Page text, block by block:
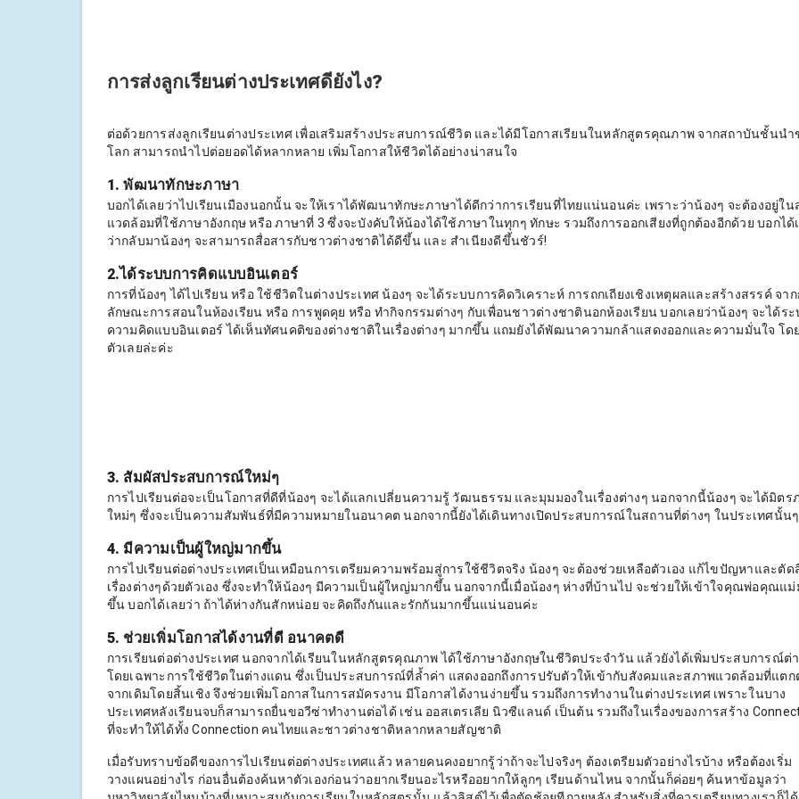
การส่งลูกเรียนต่างประเทศดียังไง?
ต่อด้วยการส่งลูกเรียนต่างประเทศ เพื่อเสริมสร้างประสบการณ์ชีวิต และได้มีโอกาสเรียนในหลักสูตรคุณภาพ จากสถาบันชั้นนำ
โลก สามารถนำไปต่อยอดได้หลากหลาย เพิ่มโอกาสให้ชีวิตได้อย่างน่าสนใจ
1. พัฒนาทักษะภาษา
บอกได้เลยว่าไปเรียนเมืองนอกนั้น จะให้เราได้พัฒนาทักษะภาษาได้ดีกว่าการเรียนที่ไทยแน่นอนค่ะ เพราะว่าน้องๆ จะต้องอยู่ใ
แวดล้อมที่ใช้ภาษาอังกฤษ หรือ ภาษาที่ 3 ซึ่งจะบังคับให้น้องได้ใช้ภาษาในทุกๆ ทักษะ รวมถึงการออกเสียงที่ถูกต้องอีกด้วย บอกได้
ว่ากลับมาน้องๆ จะสามารถสื่อสารกับชาวต่างชาติได้ดีขึ้น และ สำเนียงดีขึ้นชัวร์!
2.ได้ระบบการคิดแบบอินเตอร์
การที่น้องๆ ได้ไปเรียน หรือ ใช้ชีวิตในต่างประเทศ น้องๆ จะได้ระบบการคิดวิเคราะห์ การถกเถียงเชิงเหตุผลและสร้างสรรค์ จาก
ลักษณะการสอนในห้องเรียน หรือ การพูดคุย หรือ ทำกิจกรรมต่างๆ กับเพื่อนชาวต่างชาตินอกห้องเรียน บอกเลยว่าน้องๆ จะได้ระ
ความคิดแบบอินเตอร์ ได้เห็นทัศนคติของต่างชาติในเรื่องต่างๆ มากขึ้น แถมยังได้พัฒนาความกล้าแสดงออกและความมั่นใจ โด
ตัวเลยล่ะค่ะ
3. สัมผัสประสบการณ์ใหม่ๆ
การไปเรียนต่อจะเป็นโอกาสที่ดีที่น้องๆ จะได้แลกเปลี่ยนความรู้ วัฒนธรรม และมุมมองในเรื่องต่างๆ นอกจากนี้น้องๆ จะได้มิตร
ใหม่ๆ ซึ่งจะเป็นความสัมพันธ์ที่มีความหมายในอนาคต นอกจากนี้ยังได้เดินทางเปิดประสบการณ์ในสถานที่ต่างๆ ในประเทศนั้นๆ
4. มีความเป็นผู้ใหญ่มากขึ้น
การไปเรียนต่อต่างประเทศเป็นเหมือนการเตรียมความพร้อมสู่การใช้ชีวิตจริง ​น้องๆ จะต้องช่วยเหลือตัวเอง แก้ไขปัญหาและตัด
เรื่องต่างๆด้วยตัวเอง ซึ่งจะทำให้น้องๆ มีความเป็นผู้ใหญ่มากขึ้น นอกจากนี้เมื่อน้องๆ ห่างที่บ้านไป จะช่วยให้เข้าใจคุณพ่อคุณแม่
ขึ้น บอกได้เลยว่า ถ้าได้ห่างกันสักหน่อย จะคิดถึงกันและรักกันมากขึ้นแน่นอนค่ะ
5. ช่วยเพิ่มโอกาสได้งานที่ดี อนาคตดี
การเรียนต่อต่างประเทศ นอกจากได้เรียนในหลักสูตรคุณภาพ ได้ใช้ภาษาอังกฤษในชีวิตประจำวัน แล้วยังได้เพิ่มประสบการณ์ต่
โดยเฉพาะการใช้ชีวิตในต่างแดน ซึ่งเป็นประสบการณ์ที่ล้ำค่า แสดงออกถึงการปรับตัวให้เข้ากับสังคมและสภาพแวดล้อมที่แตก
จากเดิมโดยสิ้นเชิง จึงช่วยเพิ่มโอกาสในการสมัครงาน มีโอกาสได้งานง่ายขึ้น รวมถึงการทำงานในต่างประเทศ เพราะในบาง
ประเทศหลังเรียนจบก็สามารถยื่นขอวีซ่าทำงานต่อได้ เช่น ออสเตรเลีย นิวซีแลนด์ เป็นต้น รวมถึงในเรื่องของการสร้าง
ที่จะทำให้ได้ทั้ง Connection คนไทยและชาวต่างชาติหลากหลายสัญชาติ
เมื่อรับทราบข้อดีของการไปเรียนต่อต่างประเทศแล้ว หลายคนคงอยากรู้ว่าถ้าจะไปจริงๆ ต้องเตรียมตัวอย่างไรบ้าง หรือต้องเริ่ม
วางแผนอย่างไร ก่อนอื่นต้องค้นหาตัวเองก่อนว่าอยากเรียนอะไรหรืออยากให้ลูกๆ เรียนด้านไหน จากนั้นก็ค่อยๆ ค้นหาข้อมูลว่า